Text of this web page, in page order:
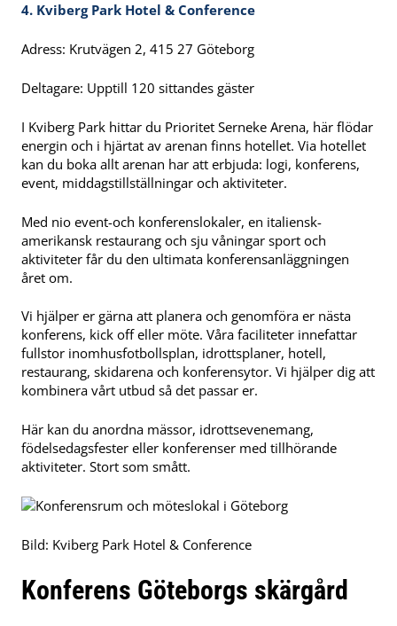
4. Kviberg Park Hotel & Conference
Adress: Krutvägen 2, 415 27 Göteborg
Deltagare: Upptill 120 sittandes gäster
I Kviberg Park hittar du Prioritet Serneke Arena, här flödar
energin och i hjärtat av arenan finns hotellet. Via hotellet
kan du boka allt arenan har att erbjuda: logi, konferens,
event, middagstillställningar och aktiviteter.
Med nio event-och konferenslokaler, en italiensk-
amerikansk restaurang och sju våningar sport och
aktiviteter får du den ultimata konferensanläggningen
året om.
Vi hjälper er gärna att planera och genomföra er nästa
konferens, kick off eller möte. Våra faciliteter innefattar
fullstor inomhusfotbollsplan, idrottsplaner, hotell,
restaurang, skidarena och konferensytor. Vi hjälper dig att
kombinera vårt utbud så det passar er.
Här kan du anordna mässor, idrottsevenemang,
födelsedagsfester eller konferenser med tillhörande
aktiviteter. Stort som smått.
Bild: Kviberg Park Hotel & Conference
Konferens Göteborgs skärgård